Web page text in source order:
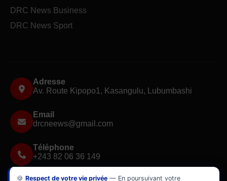
DRC News Business
DRC News Sport
Adresse
Av. Route Kipopo1, Kasangulu, Lubumbashi
Email
drcneews@gmail.com
Téléphone
+243 82 06 36 149
🍪 Respect de votre vie privée — En poursuivant votre